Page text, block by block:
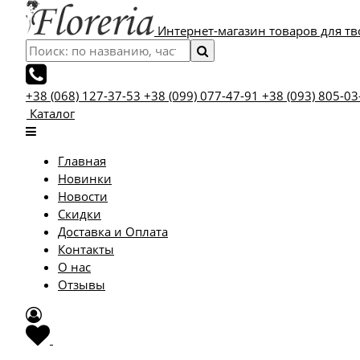
Интернет-магазин товаров для
+38 (068) 127-37-53 +38 (099) 077-47-91 +38 (093) 805-
Каталог
Главная
Новинки
Новости
Скидки
Доставка и Оплата
Контакты
О нас
Отзывы